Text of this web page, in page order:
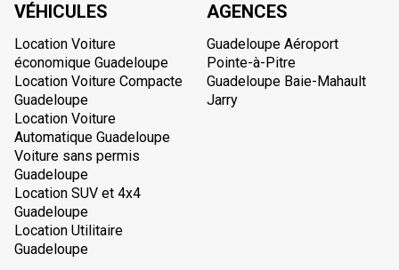
VÉHICULES
Location Voiture
économique Guadeloupe
Location Voiture Compacte
Guadeloupe
Location Voiture
Automatique Guadeloupe
Voiture sans permis
Guadeloupe
Location SUV et 4x4
Guadeloupe
Location Utilitaire
Guadeloupe
AGENCES
Guadeloupe Aéroport
Pointe-à-Pitre
Guadeloupe Baie-Mahault
Jarry